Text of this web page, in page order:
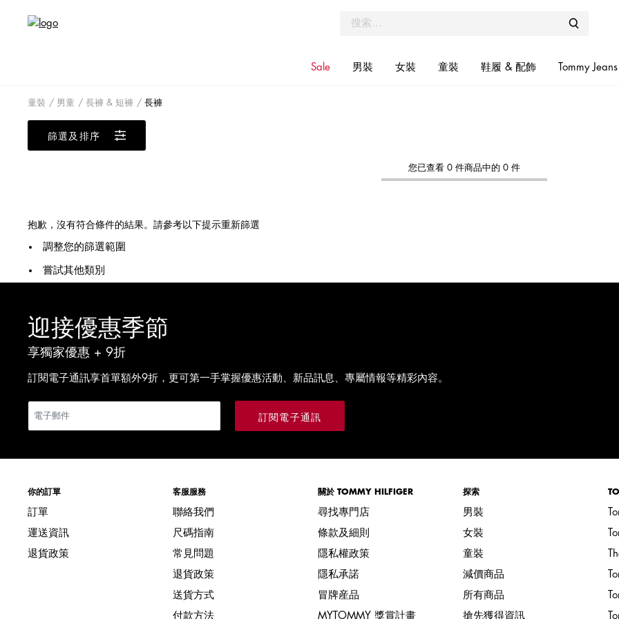
Sale 男裝 女裝 童裝 鞋履 & 配飾 Tommy Jeans
童裝 男童 長褲 & 短褲 長褲
篩選及排序
您已查看 0 件商品中的 0 件
抱歉，沒有符合條件的結果。請參考以下提示重新篩選
調整您的篩選範圍
嘗試其他類別
迎接優惠季節
享獨家優惠 + 9折
訂閱電子通訊享首單額外9折，更可第一手掌握優惠活動、新品訊息、專屬情報等精彩內容。
訂閱電子通訊
你的訂單
訂單
運送資訊
退貨政策
客服服務
聯絡我們
尺碼指南
常見問題
退貨政策
送貨方式
付款方法
關於 TOMMY HILFIGER
尋找專門店
條款及細則
隱私權政策
隱私承諾
冒牌産品
MYTOMMY 獎賞計畫
探索
男裝
女裝
童裝
減價商品
所有商品
搶先獲得資訊